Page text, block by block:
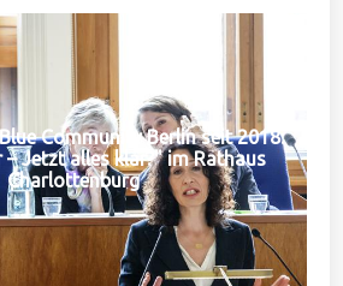
Community Berlin seit 2018:
– Jetzt alles klar?" im Rathaus
Charlottenburg